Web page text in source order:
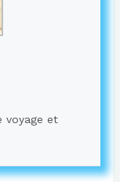
voyage et